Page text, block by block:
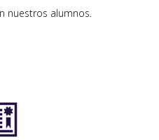
nuestros alumnos.